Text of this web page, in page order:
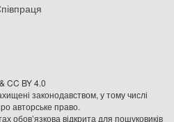
CC BY 4.0
законодавством, у тому числі
авторське право.
обов’язкова відкрита для пошуковиків